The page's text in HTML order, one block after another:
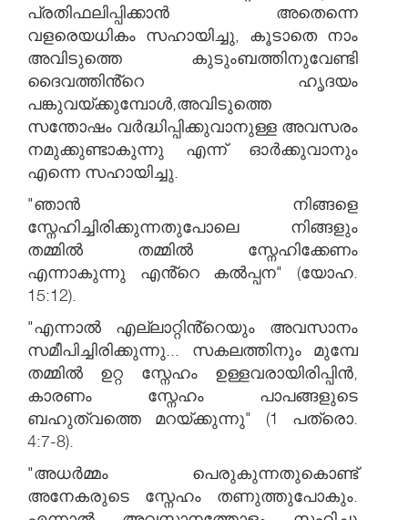
പ്രതിഫലിപ്പിക്കാൻ അതെന്നെ
വളരെയധികം സഹായിച്ചു, കൂടാതെ നാം
അവിടുത്തെ കുടുംബത്തിനുവേണ്ടി
ദൈവത്തിൻ്റെ ഹൃദയം
പങ്കുവയ്ക്കുമ്പോൾ,അവിടുത്തെ
സന്തോഷം വർദ്ധിപ്പിക്കുവാനുള്ള അവസരം
നമുക്കുണ്ടാകുന്നു എന്ന് ഓർക്കുവാനും
എന്നെ സഹായിച്ചു.
"ഞാൻ നിങ്ങളെ
സ്നേഹിച്ചിരിക്കുന്നതുപോലെ നിങ്ങളും
തമ്മിൽ തമ്മിൽ സ്നേഹിക്കേണം
എന്നാകുന്നു എൻ്റെ കൽപ്പന" (യോഹ.
15:12).
"എന്നാൽ എല്ലാറ്റിൻ്റെയും അവസാനം
സമീപിച്ചിരിക്കുന്നു... സകലത്തിനും മുമ്പേ
തമ്മിൽ ഉറ്റ സ്നേഹം ഉള്ളവരായിരിപ്പിൻ,
കാരണം സ്നേഹം പാപങ്ങളുടെ
ബഹുത്വത്തെ മറയ്ക്കുന്നു" (1 പത്രൊ.
4:7-8).
"അധർമ്മം പെരുകുന്നതുകൊണ്ട്
അനേകരുടെ സ്നേഹം തണുത്തുപോകും.